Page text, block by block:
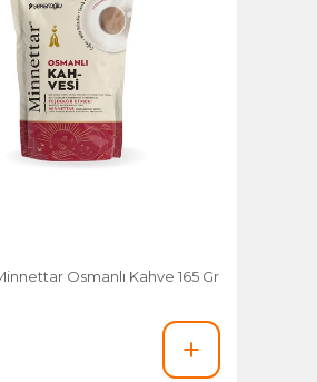
Osmanlı Kahve 165 Gr